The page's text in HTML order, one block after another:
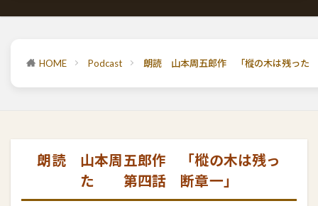
HOME Podcast 朗読 山本周五郎作 「樅の木は残っ
朗読 山本周五郎作 「樅の木は残っ
た 第四話 断章一」